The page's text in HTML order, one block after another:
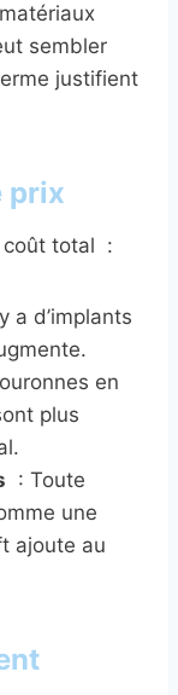
sembler
justifient
prix
coût total :
a d’implants
en
plus
: Toute
une
ajoute au